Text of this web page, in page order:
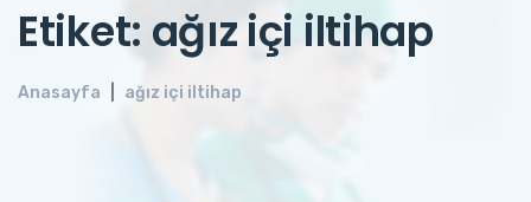
Etiket: ağız içi iltihap
Anasayfa ağız içi iltihap